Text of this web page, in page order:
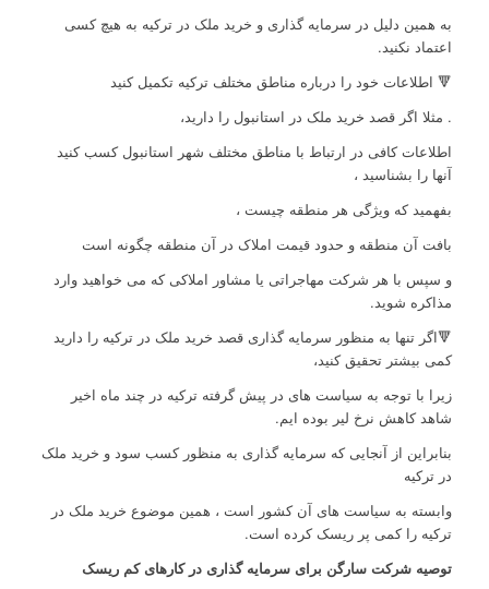
به همین دلیل در سرمایه گذاری و خرید ملک در ترکیه به هیچ کسی
اعتماد نکنید.
🔻 اطلاعات خود را درباره مناطق مختلف ترکیه تکمیل کنید
. مثلا اگر قصد خرید ملک در استانبول را دارید،
اطلاعات کافی در ارتباط با مناطق مختلف شهر استانبول کسب کنید
آنها را بشناسید ،
بفهمید که ویژگی هر منطقه چیست ،
بافت آن منطقه و حدود قیمت املاک در آن منطقه چگونه است
و سپس با هر شرکت مهاجراتی یا مشاور املاکی که می خواهید وارد
مذاکره شوید.
🔻اگر تنها به منظور سرمایه گذاری قصد خرید ملک در ترکیه را دارید
کمی بیشتر تحقیق کنید،
زیرا با توجه به سیاست های در پیش گرفته ترکیه در چند ماه اخیر
شاهد کاهش نرخ لیر بوده ایم.
بنابراین از آنجایی که سرمایه گذاری به منظور کسب سود و خرید ملک
در ترکیه
وابسته به سیاست های آن کشور است ، همین موضوع خرید ملک در
ترکیه را کمی پر ریسک کرده است.
توصیه شرکت سارگن برای سرمایه گذاری در کارهای کم ریسک